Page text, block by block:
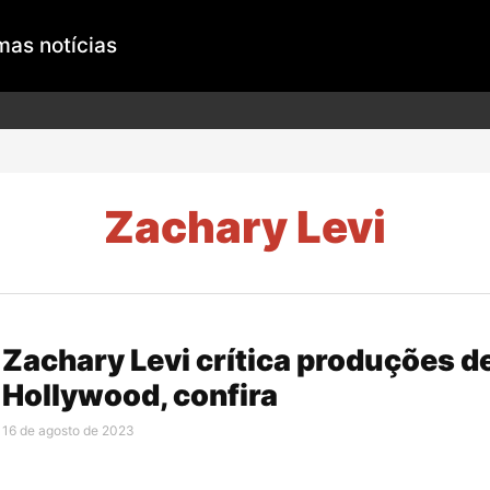
notícias
Zachary Levi
Zachary Levi crítica produções
Hollywood, confira
16 de agosto de 2023